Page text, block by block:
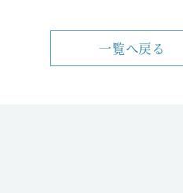
一覧へ戻る